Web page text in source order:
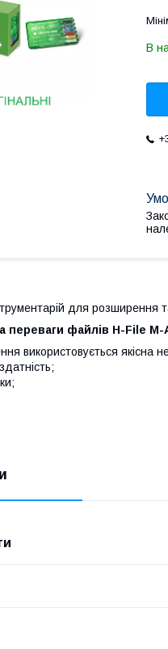
В
для розширення
переваги файлів Н-File
використовується якісна